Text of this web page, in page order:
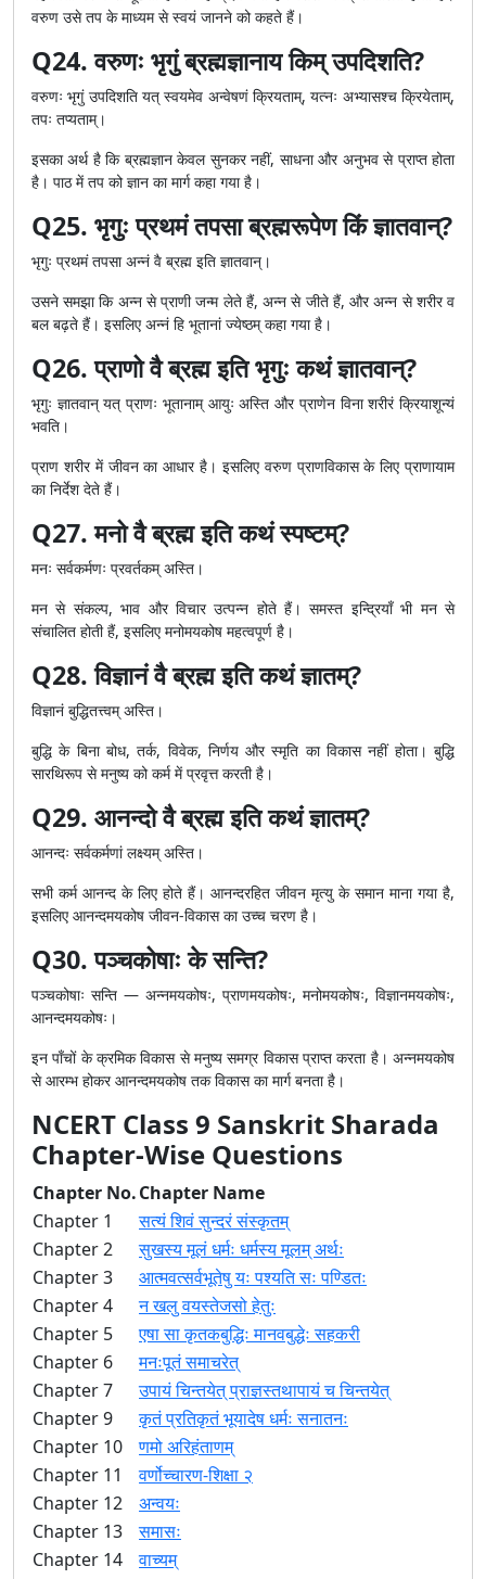
वरुण उसे तप के माध्यम से स्वयं जानने को कहते हैं।
Q24. वरुणः भृगुं ब्रह्मज्ञानाय किम् उपदिशति?
वरुणः भृगुं उपदिशति यत् स्वयमेव अन्वेषणं क्रियताम्, यत्नः अभ्यासश्च क्रियेताम्,
तपः तप्यताम्।
इसका अर्थ है कि ब्रह्मज्ञान केवल सुनकर नहीं, साधना और अनुभव से प्राप्त होता
है। पाठ में तप को ज्ञान का मार्ग कहा गया है।
Q25. भृगुः प्रथमं तपसा ब्रह्मरूपेण किं ज्ञातवान्?
भृगुः प्रथमं तपसा अन्नं वै ब्रह्म इति ज्ञातवान्।
उसने समझा कि अन्न से प्राणी जन्म लेते हैं, अन्न से जीते हैं, और अन्न से शरीर व
बल बढ़ते हैं। इसलिए अन्नं हि भूतानां ज्येष्ठम् कहा गया है।
Q26. प्राणो वै ब्रह्म इति भृगुः कथं ज्ञातवान्?
भृगुः ज्ञातवान् यत् प्राणः भूतानाम् आयुः अस्ति और प्राणेन विना शरीरं क्रियाशून्यं
भवति।
प्राण शरीर में जीवन का आधार है। इसलिए वरुण प्राणविकास के लिए प्राणायाम
का निर्देश देते हैं।
Q27. मनो वै ब्रह्म इति कथं स्पष्टम्?
मनः सर्वकर्मणः प्रवर्तकम् अस्ति।
मन से संकल्प, भाव और विचार उत्पन्न होते हैं। समस्त इन्द्रियाँ भी मन से
संचालित होती हैं, इसलिए मनोमयकोष महत्वपूर्ण है।
Q28. विज्ञानं वै ब्रह्म इति कथं ज्ञातम्?
विज्ञानं बुद्धितत्त्वम् अस्ति।
बुद्धि के बिना बोध, तर्क, विवेक, निर्णय और स्मृति का विकास नहीं होता। बुद्धि
सारथिरूप से मनुष्य को कर्म में प्रवृत्त करती है।
Q29. आनन्दो वै ब्रह्म इति कथं ज्ञातम्?
आनन्दः सर्वकर्मणां लक्ष्यम् अस्ति।
सभी कर्म आनन्द के लिए होते हैं। आनन्दरहित जीवन मृत्यु के समान माना गया है,
इसलिए आनन्दमयकोष जीवन-विकास का उच्च चरण है।
Q30. पञ्चकोषाः के सन्ति?
पञ्चकोषाः सन्ति — अन्नमयकोषः, प्राणमयकोषः, मनोमयकोषः, विज्ञानमयकोषः,
आनन्दमयकोषः।
इन पाँचों के क्रमिक विकास से मनुष्य समग्र विकास प्राप्त करता है। अन्नमयकोष
से आरम्भ होकर आनन्दमयकोष तक विकास का मार्ग बनता है।
NCERT Class 9 Sanskrit Sharada
Chapter-Wise Questions
Chapter No.Chapter Name
Chapter 1
सत्यं शिवं सुन्दरं संस्कृतम्
Chapter 2
सुखस्य मूलं धर्मः धर्मस्य मूलम् अर्थः
Chapter 3
आत्मवत्सर्वभूतेषु यः पश्यति सः पण्डितः
Chapter 4
न खलु वयस्तेजसो हेतुः
Chapter 5
एषा सा कृतकबुद्धिः मानवबुद्धेः सहकरी
Chapter 6
मनःपूतं समाचरेत्
Chapter 7
उपायं चिन्तयेत् प्राज्ञस्तथापायं च चिन्तयेत्
Chapter 9
कृतं प्रतिकृतं भूयादेष धर्मः सनातनः
Chapter 10
णमो अरिहंताणम्
Chapter 11
वर्णोच्चारण-शिक्षा २
Chapter 12
अन्वयः
Chapter 13
समासः
Chapter 14
वाच्यम्